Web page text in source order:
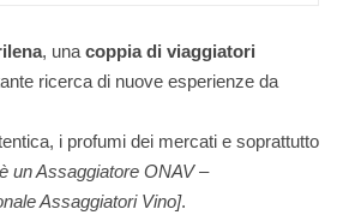
, una coppia di viaggiatori
ricerca di nuove esperienze da
i profumi dei mercati e soprattutto
un Assaggiatore ONAV –
Assaggiatori Vino].